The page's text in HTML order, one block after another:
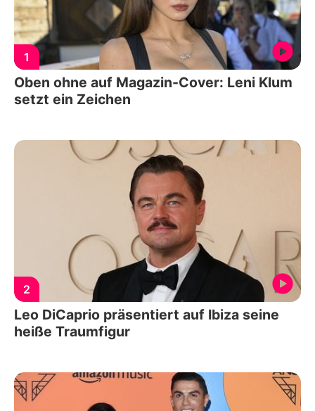
1
Oben ohne auf Magazin-Cover: Leni Klum
setzt ein Zeichen
2
Leo DiCaprio präsentiert auf Ibiza seine
heiße Traumfigur